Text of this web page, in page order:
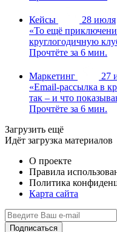
Кейсы
28 июля
«То ещё
круглогодичную
Прочтёте за 6 мин.
Маркетинг
27
«Email-рассылка в
так – и что
Прочтёте за 6 мин.
Загрузить ещё
Идёт загрузка материалов
О проекте
Правила
Политика
Карта сайта